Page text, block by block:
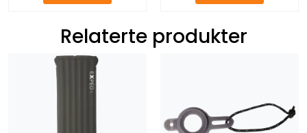
Relaterte produkter